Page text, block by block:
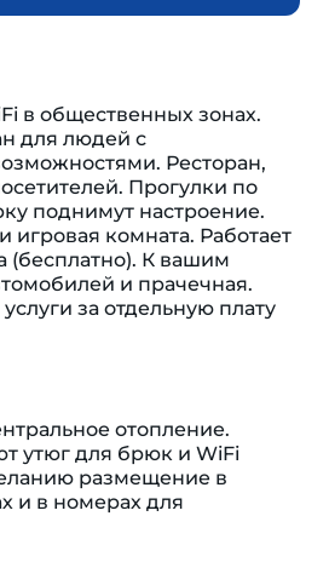
в общественных зонах.
для людей с
Ресторан,
Прогулки по
поднимут настроение.
игровая комната. Работает
(бесплатно). К вашим
и прачечная.
за отдельную плату
отопление.
утюг для брюк и WiFi
размещение в
и в номерах для